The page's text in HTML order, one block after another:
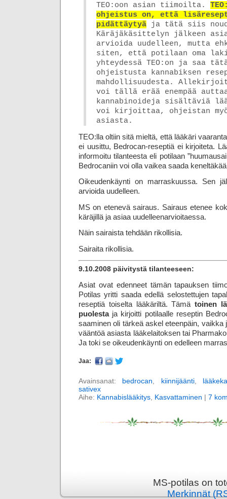
TEO:oon asian tiimoilta.
ohjeistus on, että
pidättäytyä ja tätä siis
Käräjäkäsittelyn jälkeen
arvioida uudelleen, mutta
siten, että potilaan oma
yhteydessä TEO:on ja saa
ohjeistusta kannabiksen
mahdollisuudesta.
voi tällä erää enempää
kannabinoideja sisältäviä
voi kirjoittaa, ohjeistan
asiasta.
TEO:lla oltiin sitä mieltä, että lääkäri
ei uusittu, Bedrocan-reseptiä ei kirjoiteta.
informoitu tilanteesta eli potilaan
Bedrocaniin voi olla vaikea saada
Oikeudenkäynti on marraskuussa. Sen
arvioida uudelleen.
MS on etenevä sairaus. Sairaus etenee
käräjillä ja asiaa uudelleenarvioitaessa.
Näin sairaista tehdään rikollisia.
Sairaita rikollisia.
9.10.2008 päivitystä tilanteeseen:
Asiat ovat edenneet tämän tapauksen
Potilas yritti saada edellä selostettujen
reseptiä toiselta lääkäriltä. Tämä toinen
puolestaja kirjoitti potilaalle reseptin
saaminen oli tärkeä askel eteen­päin, vaikka
vääntöä asiasta lääke­laitoksen tai
Ja toki se oikeuden­käynti on edelleen
Jaa:
Avainsanat: bedrocan kiinnijäänti,
sativex
Aihe: Kannabislääkitys Kasvattaminen | 7
MS-potilas on
Merkinnät